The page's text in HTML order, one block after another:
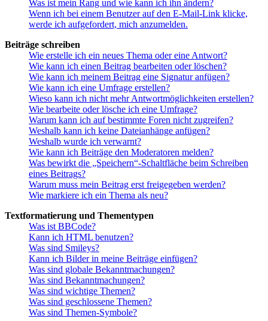
Was ist mein Rang und wie kann ich ihn ändern?
Wenn ich bei einem Benutzer auf den E-Mail-Link klicke,
werde ich aufgefordert, mich anzumelden.
Beiträge schreiben
Wie erstelle ich ein neues Thema oder eine Antwort?
Wie kann ich einen Beitrag bearbeiten oder löschen?
Wie kann ich meinem Beitrag eine Signatur anfügen?
Wie kann ich eine Umfrage erstellen?
Wieso kann ich nicht mehr Antwortmöglichkeiten erstellen?
Wie bearbeite oder lösche ich eine Umfrage?
Warum kann ich auf bestimmte Foren nicht zugreifen?
Weshalb kann ich keine Dateianhänge anfügen?
Weshalb wurde ich verwarnt?
Wie kann ich Beiträge den Moderatoren melden?
Was bewirkt die „Speichern“-Schaltfläche beim Schreiben
eines Beitrags?
Warum muss mein Beitrag erst freigegeben werden?
Wie markiere ich ein Thema als neu?
Textformatierung und Thementypen
Was ist BBCode?
Kann ich HTML benutzen?
Was sind Smileys?
Kann ich Bilder in meine Beiträge einfügen?
Was sind globale Bekanntmachungen?
Was sind Bekanntmachungen?
Was sind wichtige Themen?
Was sind geschlossene Themen?
Was sind Themen-Symbole?